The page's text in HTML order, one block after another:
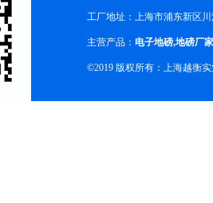
工厂地址：上海市浦东新区川
主营产品： 电子地磅,地磅厂家
©2019 版权所有：上海越衡